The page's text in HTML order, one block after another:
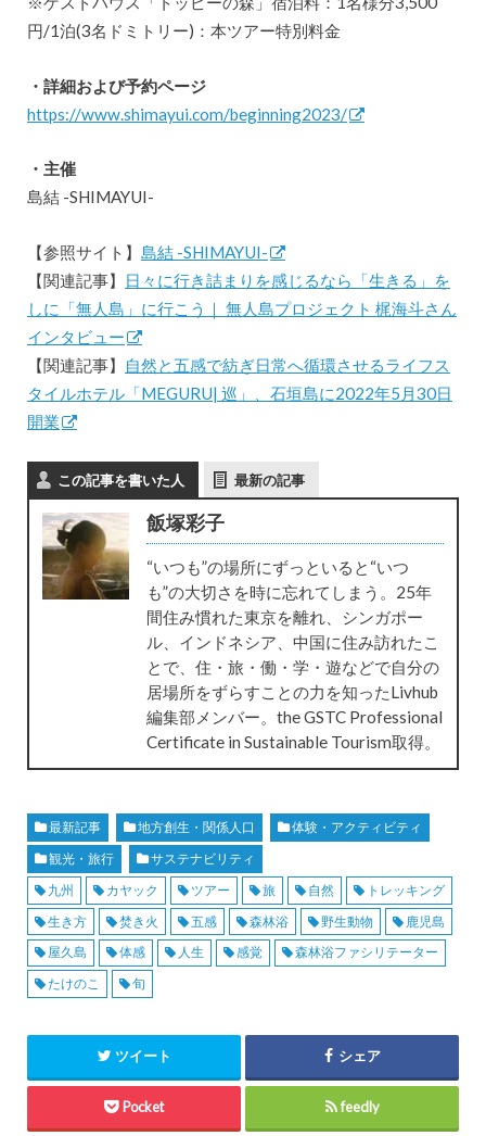
円/1泊(3名ドミトリー)：本ツアー特別料金
・詳細および予約ページ
https://www.shimayui.com/beginning2023/
・主催
島結 -SHIMAYUI-
【参照サイト】 島結 -SHIMAYUI-
【関連記事】
日々に行き詰まりを感じるなら「生きる」を
しに「無人島」に行こう｜ 無人島プロジェクト 梶海斗さん
インタビュー
【関連記事】
自然と五感で紡ぎ日常へ循環させるライフス
タイルホテル「MEGURU| 巡」、石垣島に2022年5月30日
開業
この記事を書いた人 最新の記事
飯塚彩子
“いつも”の場所にずっといると“いつ
も”の大切さを時に忘れてしまう。25年
間住み慣れた東京を離れ、シンガポー
ル、インドネシア、中国に住み訪れたこ
とで、住・旅・働・学・遊などで自分の
居場所をずらすことの力を知ったLivhub
編集部メンバー。the GSTC Professional
Certificate in Sustainable Tourism取得。
最新記事 地方創生・関係人口
体験・アクティビティ
観光・旅行
サステナビリティ
九州
カヤック ツアー 旅 自然
トレッキング
生き方
焚き火 五感 森林浴 野生動物
鹿児島
屋久島
体感 人生 感覚
森林浴ファシリテーター
たけのこ
旬
ツイート シェア
Pocket feedly